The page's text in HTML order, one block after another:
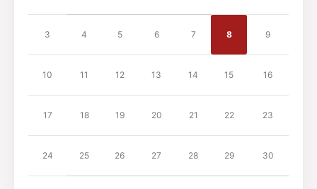
3 4 5 6 7 8 9
10 11 12 13 14 15 16
17 18 19 20 21 22 23
24 25 26 27 28 29 30